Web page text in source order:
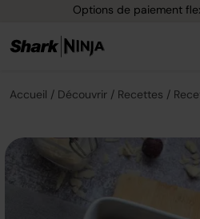
Options de paiement
Accueil Découvrir Recettes